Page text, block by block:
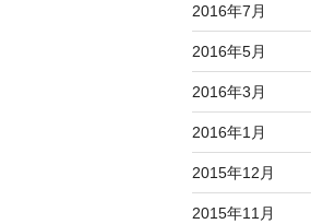
2016年7月
2016年5月
2016年3月
2016年1月
2015年12月
2015年11月